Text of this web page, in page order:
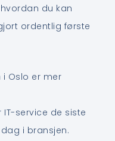
du kan
ordentlig første
i Oslo er mer
service de siste
i bransjen.